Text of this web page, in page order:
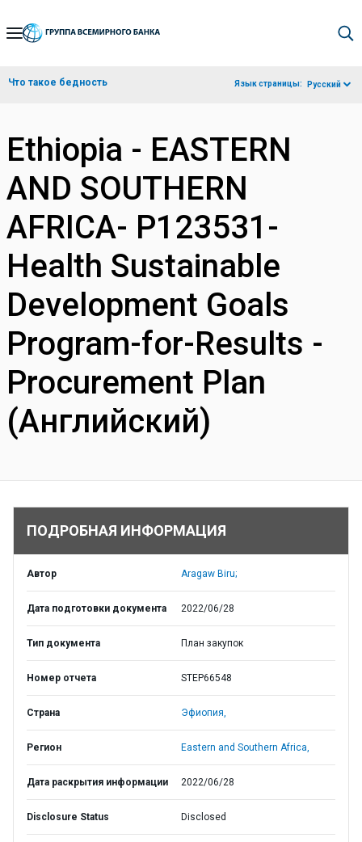
Skip
Navigation
Что такое бедность Язык страницы: Русский
Ethiopia - EASTERN
AND SOUTHERN
AFRICA- P123531-
Health Sustainable
Development Goals
Program-for-Results -
Procurement Plan
(Английский)
ПОДРОБНАЯ ИНФОРМАЦИЯ
Автор Aragaw Biru;
Дата подготовки документа 2022/06/28
Тип документа План закупок
Номер отчета STEP66548
Страна Эфиопия,
Регион Eastern and Southern Africa,
Дата раскрытия информации 2022/06/28
Disclosure Status Disclosed